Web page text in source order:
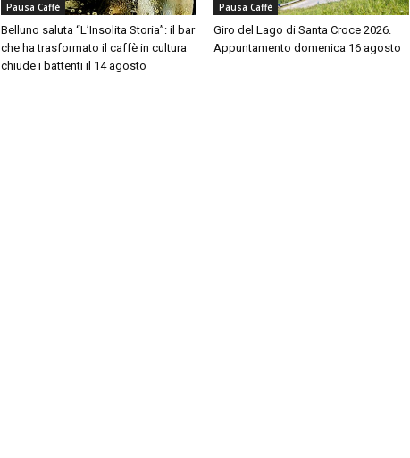
Pausa Caffè
Belluno saluta “L’Insolita Storia”: il bar
che ha trasformato il caffè in cultura
chiude i battenti il 14 agosto
Pausa Caffè
Giro del Lago di Santa Croce 2026.
Appuntamento domenica 16 agosto